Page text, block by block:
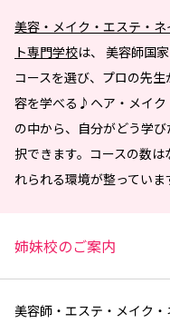
美容・メイク・エステ・
ト専門学校は、 美容師国
コースを選び、プロの先
容を学べる♪ヘア・メイク
の中から、自分がどう学
択できます。コースの数
れられる環境が整っていま
姉妹校のご案内
美容師・エステ・メイク